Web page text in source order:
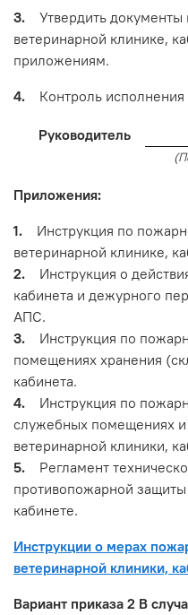
3. Утвердить документы
ветеринарной клинике,
приложениям.
4. Контроль исполнения
Руководитель
Приложения:
1. Инструкция по
ветеринарной клинике,
2. Инструкция о
кабинета и дежурного
АПС.
3. Инструкция по
помещениях хранения
кабинета.
4. Инструкция по
служебных помещениях
ветеринарной клиники,
5. Регламент
противопожарной
кабинете.
Инструкции о мерах
ветеринарной клиники,
Вариант приказа 2 В